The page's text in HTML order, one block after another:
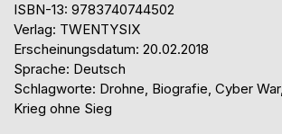
ISBN-13: 9783740744502
Verlag: TWENTYSIX
Erscheinungsdatum: 20.02.2018
Sprache: Deutsch
Schlagworte: Drohne, Biografie, Cyber
Krieg ohne Sieg